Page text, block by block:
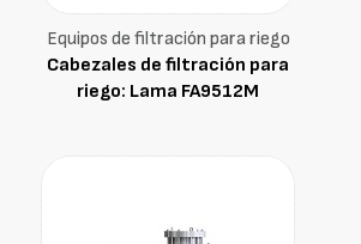
Equipos de filtración para riego
Cabezales de filtración para
riego: Lama FA9512M